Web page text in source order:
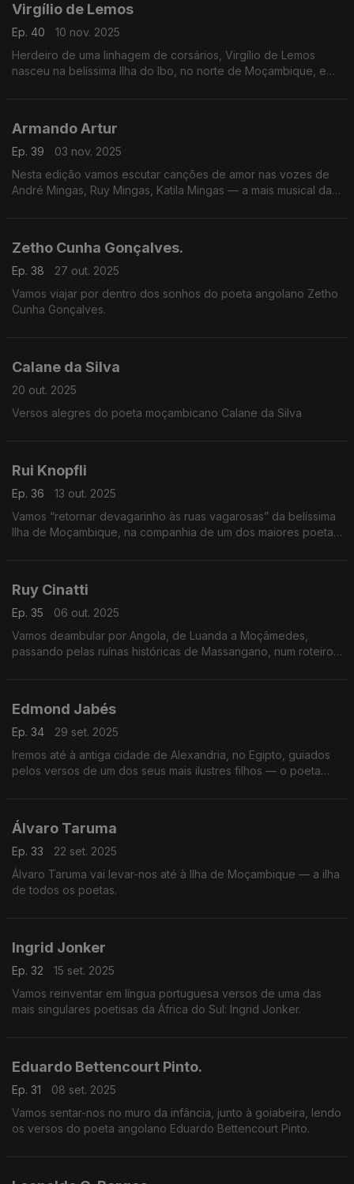
Virgílio de Lemos
Ep. 40
10 nov. 2025
Herdeiro de uma linhagem de corsários, Virgílio de Lemos
nasceu na belíssima Ilha do Ibo, no norte de Moçambique, em
Armando Artur
Ep. 39
03 nov. 2025
Nesta edição vamos escutar canções de amor nas vozes de
André Mingas, Ruy Mingas, Katila Mingas — a mais musical das
Zetho Cunha Gonçalves.
Ep. 38
27 out. 2025
Vamos viajar por dentro dos sonhos do poeta angolano Zetho
Cunha Gonçalves.
Calane da Silva
20 out. 2025
Versos alegres do poeta moçambicano Calane da Silva
Rui Knopfli
Ep. 36
13 out. 2025
Vamos “retornar devagarinho às ruas vagarosas” da belíssima
Ilha de Moçambique, na companhia de um dos maiores poetas
Ruy Cinatti
Ep. 35
06 out. 2025
Vamos deambular por Angola, de Luanda a Moçâmedes,
passando pelas ruínas históricas de Massangano, num roteiro
Edmond Jabés
Ep. 34
29 set. 2025
Iremos até à antiga cidade de Alexandria, no Egipto, guiados
pelos versos de um dos seus mais ilustres filhos — o poeta
Álvaro Taruma
Ep. 33
22 set. 2025
Álvaro Taruma vai levar-nos até à Ilha de Moçambique — a ilha
de todos os poetas.
Ingrid Jonker
Ep. 32
15 set. 2025
Vamos reinventar em língua portuguesa versos de uma das
mais singulares poetisas da África do Sul: Ingrid Jonker.
Eduardo Bettencourt Pinto.
Ep. 31
08 set. 2025
Vamos sentar-nos no muro da infância, junto à goiabeira, lendo
os versos do poeta angolano Eduardo Bettencourt Pinto.